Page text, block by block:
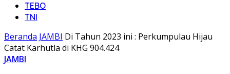
TEBO
TNI
Beranda JAMBI Di Tahun 2023 ini : Perkumpulau Hijau
Catat Karhutla di KHG 904.424
JAMBI